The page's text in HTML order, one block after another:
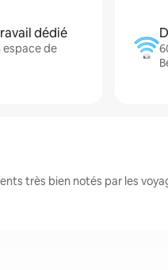
dédié
de
très bien notés par les